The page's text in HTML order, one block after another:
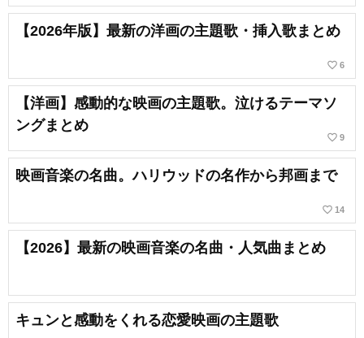
【2026年版】最新の洋画の主題歌・挿入歌まとめ
favorite_border 6
【洋画】感動的な映画の主題歌。泣けるテーマソ
ングまとめ
favorite_border 9
映画音楽の名曲。ハリウッドの名作から邦画まで
favorite_border 14
【2026】最新の映画音楽の名曲・人気曲まとめ
キュンと感動をくれる恋愛映画の主題歌